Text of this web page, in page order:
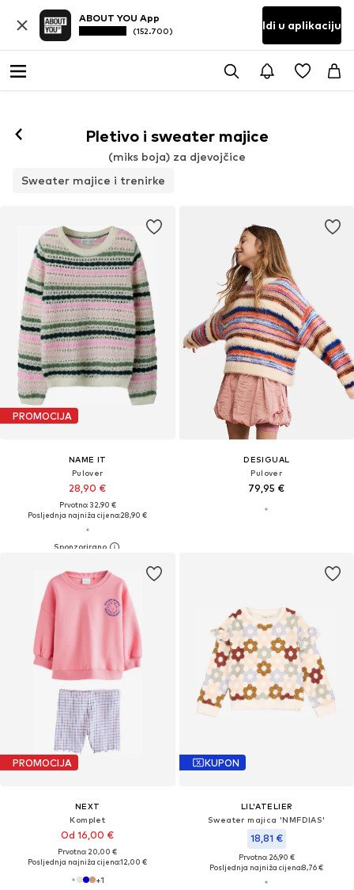
ABOUT YOU App
(152.700) Idi u aplikaciju
Pletivo i sweater majice
(miks boja) za djevojčice
Sweater majice i trenirke
PROMOCIJA
NAME IT
Pulover
28,90 €
Prvotno: 32,90 €
Posljednja najniža cijena:28,90 €
DESIGUAL
Pulover
79,95 €
PROMOCIJA
NEXT
Komplet
Od 16,00 €
Prvotno: 20,00 €
Posljednja najniža cijena:12,00 €
+1
KUPON
LIL'ATELIER
Sweater majica 'NMFDIAS'
18,81 €
Prvotno: 26,90 €
Posljednja najniža cijena:8,76 €